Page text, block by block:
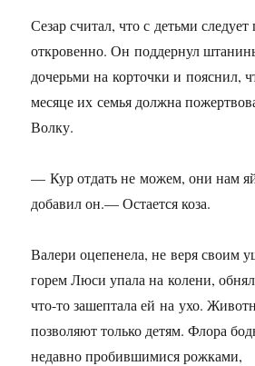
Сезар считал, что с детьми следует
откровенно. Он поддернул
дочерьми на корточки и пояснил,
месяце их семья должна
Волку.
— Кур отдать не можем, они нам
добавил он.— Остается коза.
Валери оцепенела, не веря своим
горем Люси упала на колени,
что-то зашептала ей на ухо.
позволяют только детям. Флора
недавно пробившимися рожками,